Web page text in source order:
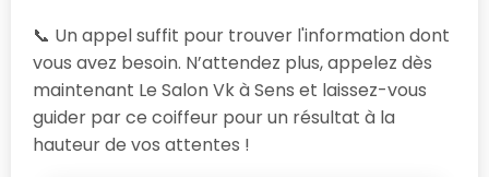
📞 Un appel suffit pour trouver l'information dont
vous avez besoin. N’attendez plus, appelez dès
maintenant Le Salon Vk à Sens et laissez-vous
guider par ce coiffeur pour un résultat à la
hauteur de vos attentes !